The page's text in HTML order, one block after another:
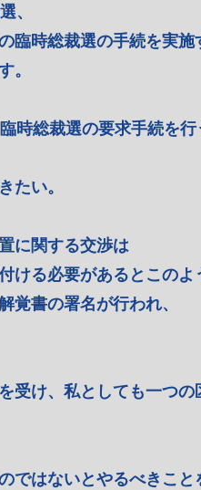
、
臨時総裁選の手続を実施
。
時総裁選の要求手続を行
たい。
に関する交渉は
ける必要があるとこのよ
覚書の署名が行われ、
受け、私としても一つ
ではないとやるべきこと